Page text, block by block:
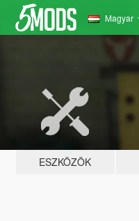
Magyar
ESZKÖZÖK